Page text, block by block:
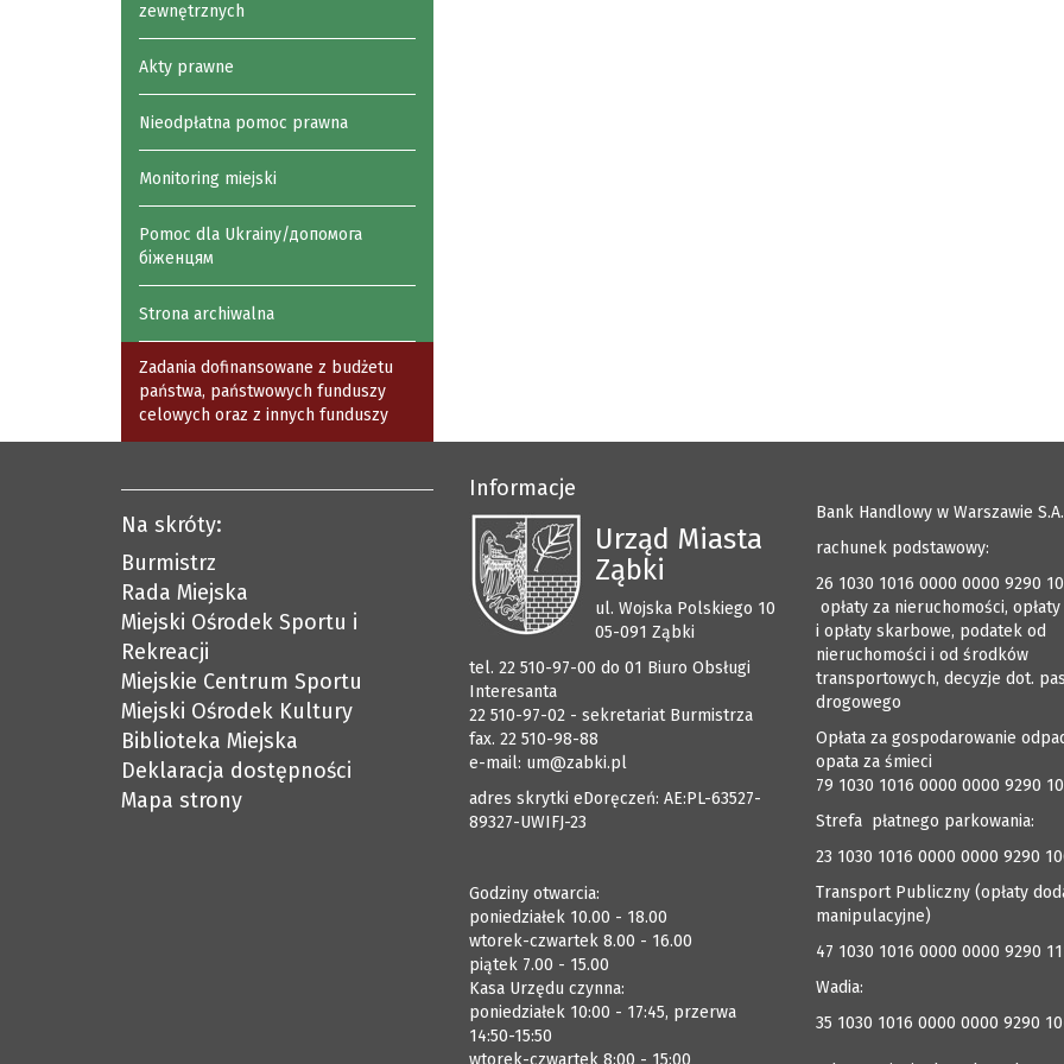
zewnętrznych
Akty prawne
Nieodpłatna pomoc prawna
Monitoring miejski
Pomoc dla Ukrainy/допомога
біженцям
Strona archiwalna
Zadania dofinansowane z budżetu
państwa, państwowych funduszy
celowych oraz z innych funduszy
Na skróty:
Burmistrz
Rada Miejska
Miejski Ośrodek Sportu i
Rekreacji
Miejskie Centrum Sportu
Miejski Ośrodek Kultury
Biblioteka Miejska
Deklaracja dostępności
Mapa strony
Informacje
Urząd Miasta
Ząbki
ul. Wojska Polskiego 10
05-091 Ząbki
tel. 22 510-97-00 do 01 Biuro Obsługi
Interesanta
22 510-97-02 - sekretariat Burmistrza
fax. 22 510-98-88
e-mail: um@zabki.pl
adres skrytki eDoręczeń: AE:PL-63527-
89327-UWIFJ-23
Godziny otwarcia:
poniedziałek 10.00 - 18.00
wtorek-czwartek 8.00 - 16.00
piątek 7.00 - 15.00
Kasa Urzędu czynna:
poniedziałek 10:00 - 17:45, przerwa
14:50-15:50
wtorek-czwartek 8:00 - 15:00
Bank Handlowy w Warszawie S.A.
rachunek podstawowy:
26 1030 1016 0000 0000 9290
opłaty za nieruchomości,
i opłaty skarbowe, podatek od
nieruchomości i od środków
transportowych, decyzje dot.
drogowego
Opłata za gospodarowanie
opata za śmieci
79 1030 1016 0000 0000 9290
Strefa płatnego parkowania:
23 1030 1016 0000 0000 9290
Transport Publiczny (opłaty
manipulacyjne)
47 1030 1016 0000 0000 9290
Wadia:
35 1030 1016 0000 0000 9290